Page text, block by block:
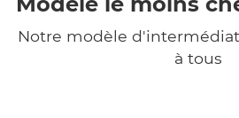
Notre modèle
à tous